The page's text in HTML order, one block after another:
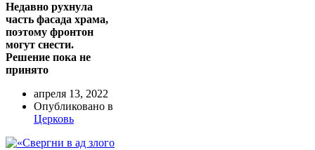
Недавно рухнула
часть фасада храма,
поэтому фронтон
могут снести.
Решение пока не
принято
апреля 13, 2022
Опубликовано в
Церковь